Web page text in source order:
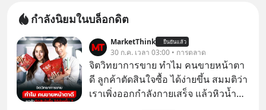
กำลังนิยมในบล็อกดิต
MarketThink ยืนยันแล้ว
30 ก.ค. เวลา 03:00 • การตลาด
จิตวิทยาการขาย ทำไม คนขายหน้าตา
ดี ลูกค้าตัดสินใจซื้อ ได้ง่ายขึ้น สมมติว่า
เราเพิ่งออกกำลังกายเสร็จ แล้วหิวน้ำ